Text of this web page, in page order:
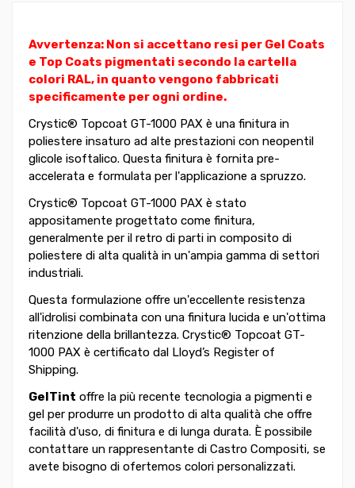
Avvertenza: Non si accettano resi per Gel Coats
e Top Coats pigmentati secondo la cartella
colori RAL, in quanto vengono fabbricati
specificamente per ogni ordine.
Crystic® Topcoat GT-1000 PAX è una finitura in
poliestere insaturo ad alte prestazioni con neopentil
glicole isoftalico. Questa finitura è fornita pre-
accelerata e formulata per l'applicazione a spruzzo.
Crystic® Topcoat GT-1000 PAX è stato
appositamente progettato come finitura,
generalmente per il retro di parti in composito di
poliestere di alta qualità in un'ampia gamma di settori
industriali.
Questa formulazione offre un'eccellente resistenza
all'idrolisi combinata con una finitura lucida e un'ottima
ritenzione della brillantezza. Crystic® Topcoat GT-
1000 PAX è certificato dal Lloyd’s Register of
Shipping.
GelTint offre la più recente tecnologia a pigmenti e
gel per produrre un prodotto di alta qualità che offre
facilità d'uso, di finitura e di lunga durata. È possibile
contattare un rappresentante di Castro Compositi, se
avete bisogno di ofertemos colori personalizzati.